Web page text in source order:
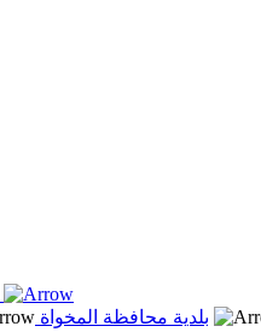
بلدية محافظة المخواة